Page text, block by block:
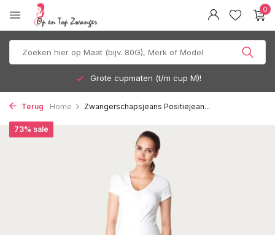
0
Grote cupmaten (t/m cup M)!
Terug Home Zwangerschapsjeans Positiejean...
73% sale